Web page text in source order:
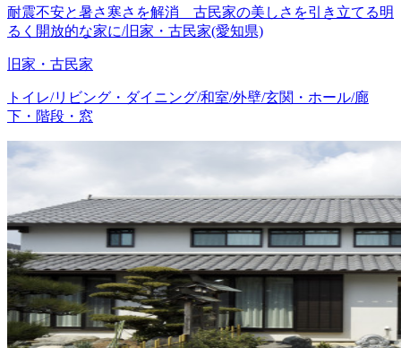
耐震不安と暑さ寒さを解消 古民家の美しさを引き立てる明
るく開放的な家に/旧家・古民家(愛知県)
旧家・古民家
トイレ/リビング・ダイニング/和室/外壁/玄関・ホール/廊
下・階段・窓